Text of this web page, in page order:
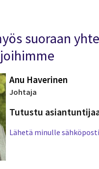
suoraan
Anu Haverinen
Johtaja
Tutustu
Lähetä minulle